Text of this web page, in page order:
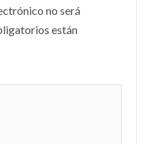
no será
están